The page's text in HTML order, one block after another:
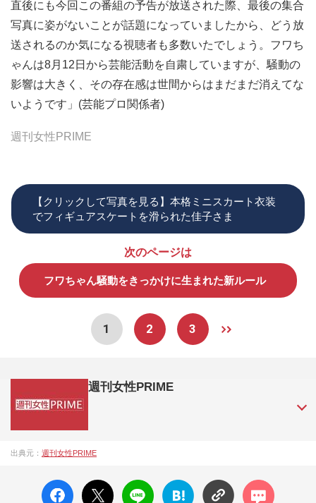
直後にも今回この番組の予告が放送された際、最後の集合
写真に姿がないことが話題になっていましたから、どう放
送されるのか気になる視聴者も多数いたでしょう。フワち
ゃんは8月12日から芸能活動を自粛していますが、騒動の
影響は大きく、その存在感は世間からはまだまだ消えてな
いようです」(芸能プロ関係者)
週刊女性PRIME
【クリックして写真を見る】本格ミニスカート衣装
でフィギュアスケートを滑られた佳子さま
次のページは
フワちゃん騒動をきっかけに生まれた新ルール
1 2 3
週刊女性PRIME
成27年）1月に開設された主婦と生活社が運営する日本のニュ
陣の執筆記事を配信するほか、女性週刊誌『週刊女性』の誌
出典元： 週刊女性PRIME
facebo
X ポス
LINE
はてな
コメン